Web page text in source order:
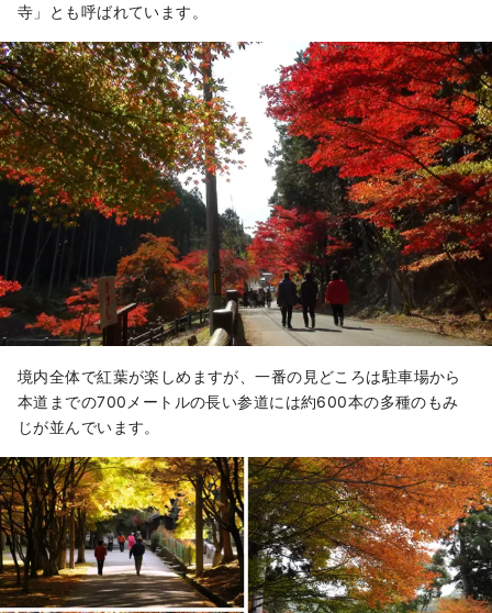
寺」とも呼ばれています。
境内全体で紅葉が楽しめますが、一番の見どころは駐車場から
本道までの700メートルの長い参道には約600本の多種のもみ
じが並んでいます。